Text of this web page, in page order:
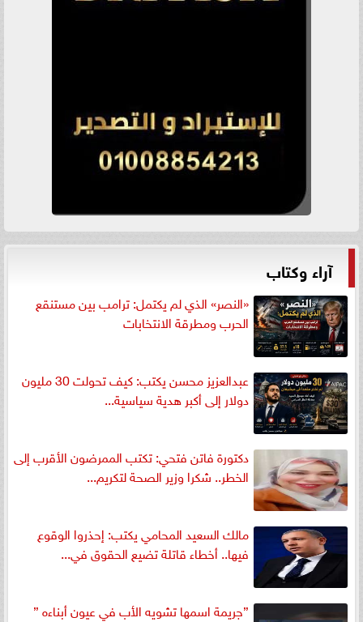
آراء وكتاب
«النصر» الذي لم يكتمل: ترامب بين مستنقع
الحرب ومطرقة الانتخابات
عبدالعزيز محسن يكتب: كيف تحولت 30 مليون
دولار إلى أكبر هدية سياسية...
دكتورة فاتن فتحي: تكتب الممرضون الأقرب إلى
الخطر.. شكرا وزير الصحة لتكريم...
مالك السعيد المحامي يكتب: إحذروا الوقوع
فيها.. أخطاء قاتلة تضيع الحقوق في...
”جريمة اسمها تشويه الأب في عيون أبناءه ”